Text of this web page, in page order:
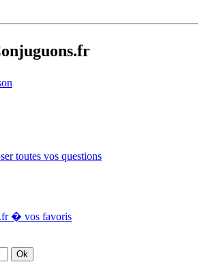
toutes vos questions
� vos favoris